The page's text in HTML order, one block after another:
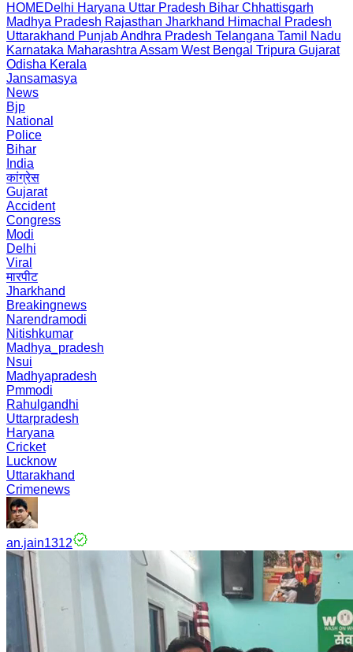
HOMEDelhi Haryana Uttar Pradesh Bihar Chhattisgarh
Madhya Pradesh Rajasthan Jharkhand Himachal Pradesh
Uttarakhand PunjabAndhra Pradesh Telangana Tamil Nadu
Karnataka Maharashtra Assam West Bengal Tripura Gujarat
Odisha Kerala
Jansamasya
News
Bjp
National
Police
Bihar
India
कांग्रेस
Gujarat
Accident
Congress
Modi
Delhi
Viral
मारपीट
Jharkhand
Breakingnews
Narendramodi
Nitishkumar
Madhya_pradesh
Nsui
Madhyapradesh
Pmmodi
Rahulgandhi
Uttarpradesh
Haryana
Cricket
Lucknow
Uttarakhand
Crimenews
an.jain1312